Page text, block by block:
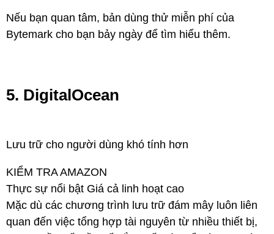
Nếu bạn quan tâm, bản dùng thử miễn phí của
Bytemark cho bạn bảy ngày để tìm hiểu thêm.
5. DigitalOcean
Lưu trữ cho người dùng khó tính hơn
KIỂM TRA AMAZON
Thực sự nổi bật Giá cả linh hoạt cao
Mặc dù các chương trình lưu trữ đám mây luôn liên
quan đến việc tổng hợp tài nguyên từ nhiều thiết bị,